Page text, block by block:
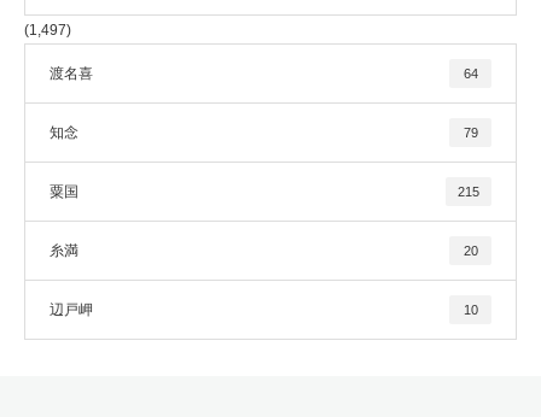
(1,497)
渡名喜 64
知念 79
粟国 215
糸満 20
辺戸岬 10